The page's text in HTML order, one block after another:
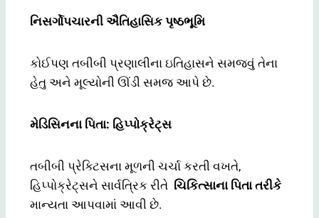
નિસર્ગોપચારની ઐતિહાસિક પૃષ્ઠભૂમિ
કોઈપણ તબીબી પ્રણાલીના ઇતિહાસને સમજવું તેના
હેતુ અને મૂલ્યોની ઊંડી સમજ આપે છે.
મેડિસિનના પિતા: હિપ્પોક્રેટ્સ
તબીબી પ્રેક્ટિસના મૂળની ચર્ચા કરતી વખતે,
હિપ્પોક્રેટ્સને સાર્વત્રિક રીતે ચિકિત્સાના પિતા તરીકે
માન્યતા આપવામાં આવી છે.